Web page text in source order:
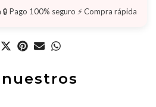
🔒 Pago 100% seguro ⚡ Compra rápida
nuestros